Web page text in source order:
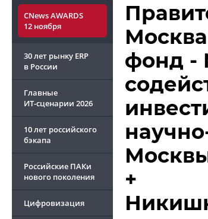
CNews AWARDS
12 ноября
30 лет рынку ERP
в России
Главные
ИТ-сценарии 2026
10 лет российского
бэкапа
Российские ПАКи
нового поколения
Цифровизация
фонд -
+